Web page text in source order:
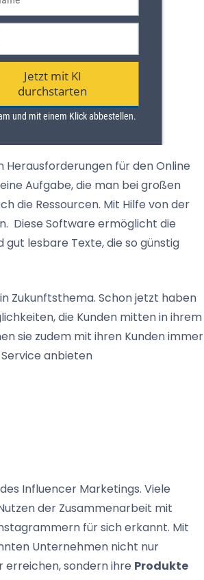
Herausforderungen für den Online
Aufgabe, die man bei großen
die Ressourcen. Mit Hilfe von der
Diese Software ermöglicht die
gut lesbare Texte, die so günstig
Zukunftsthema. Schon jetzt haben
die Kunden mitten in ihrem
sie zudem mit ihren Kunden immer
anbieten
Influencer Marketings. Viele
der Zusammenarbeit mit
für sich erkannt. Mit
Unternehmen nicht nur
erreichen, sondern ihre Produkte